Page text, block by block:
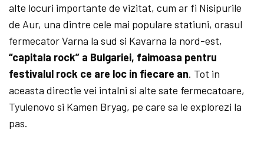
alte locuri importante de vizitat, cum ar fi Nisipurile
de Aur, una dintre cele mai populare statiuni, orasul
fermecator Varna la sud si Kavarna la nord-est,
“capitala rock” a Bulgariei, faimoasa pentru
festivalul rock ce are loc in fiecare an. Tot in
aceasta directie vei intalni si alte sate fermecatoare,
Tyulenovo si Kamen Bryag, pe care sa le explorezi la
pas.